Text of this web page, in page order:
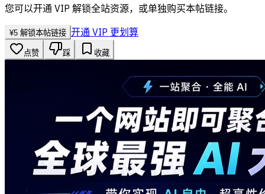
您可以开通 VIP 解锁全站资源，或单独购买本帖链接。
¥5 解锁本帖链接 开通 VIP 更划算
点赞 踩 收藏